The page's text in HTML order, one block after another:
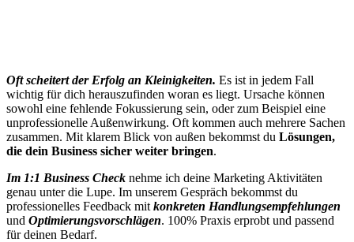
Oft scheitert der Erfolg an Kleinigkeiten. Es ist in jedem Fall
wichtig für dich herauszufinden woran es liegt. Ursache können
sowohl eine fehlende Fokussierung sein, oder zum Beispiel eine
unprofessionelle Außenwirkung. Oft kommen auch mehrere Sachen
zusammen. Mit klarem Blick von außen bekommst du Lösungen,
die dein Business sicher weiter bringen.
Im 1:1 Business Check nehme ich deine Marketing Aktivitäten
genau unter die Lupe. Im unserem Gespräch bekommst du
professionelles Feedback mit konkreten Handlungsempfehlungen
und Optimierungsvorschlägen. 100% Praxis erprobt und passend
für deinen Bedarf.